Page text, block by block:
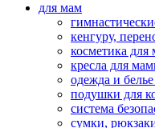
для мам
кенгуру,
косметика
кресла для
одежда и
подушки для
система
сумки,